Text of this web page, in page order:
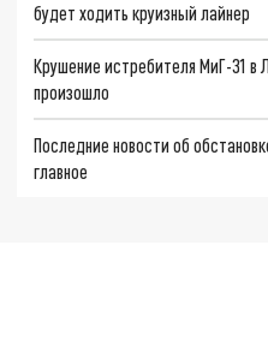
будет ходить круизный лайнер
Крушение истребителя МиГ-31 в
произошло
Последние новости об
главное